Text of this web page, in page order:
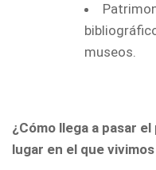
museos.
¿Cómo llega a pasar
lugar en el que